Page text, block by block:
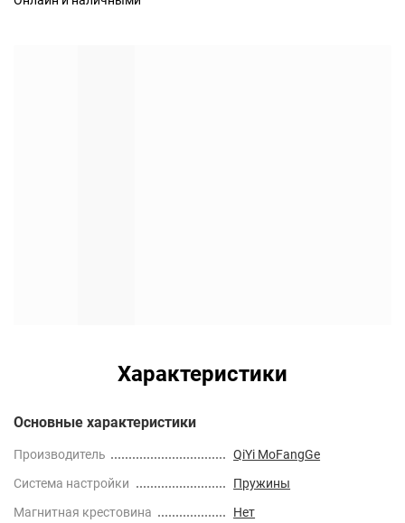
Характеристики
Основные характеристики
Производитель
QiYi MoFangGe
Cистема настройки
Пружины
Магнитная крестовина
Нет